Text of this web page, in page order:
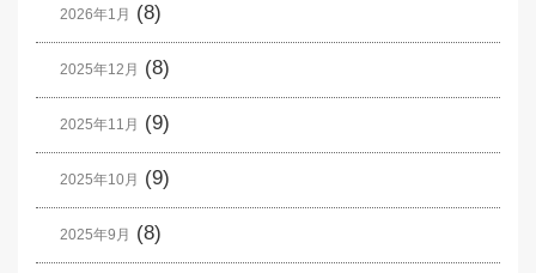
2026年1月 (8)
2025年12月 (8)
2025年11月 (9)
2025年10月 (9)
2025年9月 (8)